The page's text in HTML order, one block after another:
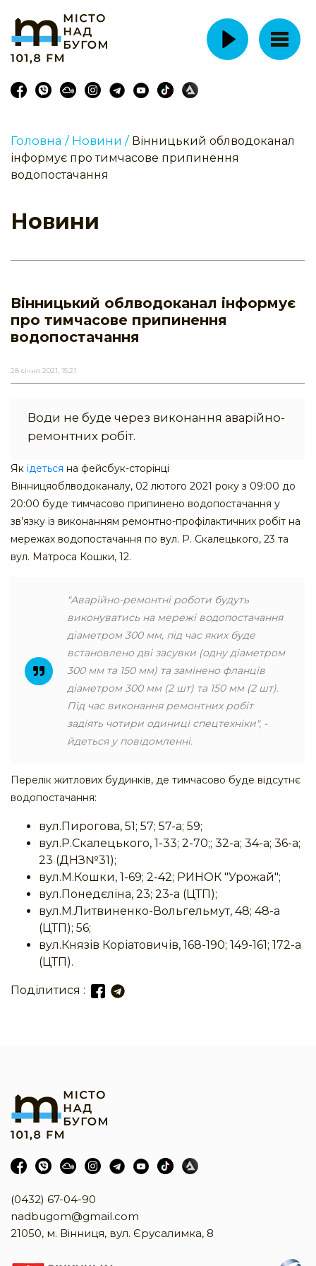
Головна / Новини / Вінницький облводоканал
інформує про тимчасове припинення
водопостачання
Новини
Вінницький облводоканал інформує
про тимчасове припинення
водопостачання
28 січня 2021, 15:21
Води не буде через виконання аварійно-
ремонтних робіт.
Як ідеться на фейсбук-сторінці
Вінницяоблводоканалу, 02 лютого 2021 року з 09:00 до
20:00 буде тимчасово припинено водопостачання у
зв’язку із виконанням ремонтно-профілактичних робіт на
мережах водопостачання по вул. Р. Скалецького, 23 та
вул. Матроса Кошки, 12.
"Аварійно-ремонтні роботи будуть
виконуватись на мережі водопостачання
діаметром 300 мм, під час яких буде
встановлено дві засувки (одну діаметром
300 мм та 150 мм) та замінено фланців
діаметром 300 мм (2 шт) та 150 мм (2 шт).
Під час виконання ремонтних робіт
задіять чотири одиниці спецтехніки", -
йдеться у повідомленні.
Перелік житлових будинків, де тимчасово буде відсутнє
водопостачання:
вул.Пирогова, 51; 57; 57-а; 59;
вул.Р.Скалецького, 1-33; 2-70;; 32-а; 34-а; 36-а;
23 (ДНЗ№31);
вул.М.Кошки, 1-69; 2-42; РИНОК "Урожай";
вул.Понедєліна, 23; 23-а (ЦТП);
вул.М.Литвиненко-Вольгельмут, 48; 48-а
(ЦТП); 56;
вул.Князів Коріатовичів, 168-190; 149-161; 172-а
(ЦТП).
Поділитися :
(0432) 67-04-90
nadbugom@gmail.com
21050, м. Вінниця, вул. Єрусалимка, 8